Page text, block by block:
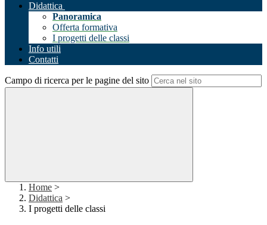
Didattica
Panoramica
Offerta formativa
I progetti delle classi
Info utili
Contatti
Campo di ricerca per le pagine del sito
Home >
Didattica >
I progetti delle classi